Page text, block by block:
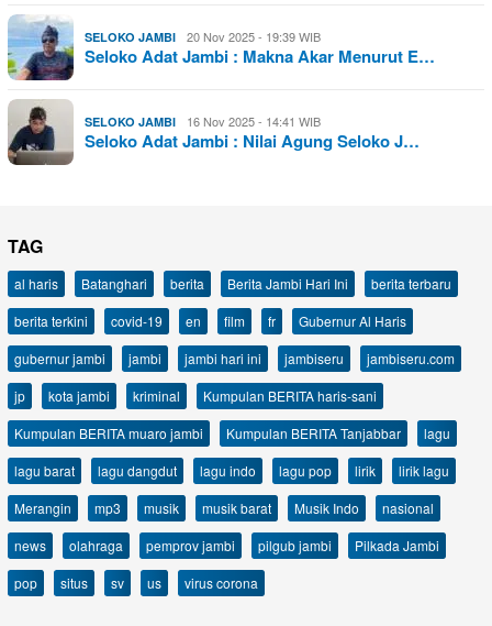
SELOKO JAMBI 20 Nov 2025 - 19:39 WIB
Seloko Adat Jambi : Makna Akar Menurut E…
SELOKO JAMBI 16 Nov 2025 - 14:41 WIB
Seloko Adat Jambi : Nilai Agung Seloko J…
TAG
al haris Batanghari berita Berita Jambi Hari Ini
berita terbaru
berita terkini
covid-19 en film fr
Gubernur Al Haris
gubernur jambi
jambi jambi hari ini jambiseru
jambiseru.com
jp
kota jambi kriminal
Kumpulan BERITA haris-sani
Kumpulan BERITA muaro jambi
Kumpulan BERITA Tanjabbar
lagu
lagu barat
lagu dangdut lagu indo lagu pop lirik
lirik lagu
Merangin
mp3 musik musik barat Musik Indo
nasional
news
olahraga pemprov jambi pilgub jambi
Pilkada Jambi
pop
situs sv us virus corona